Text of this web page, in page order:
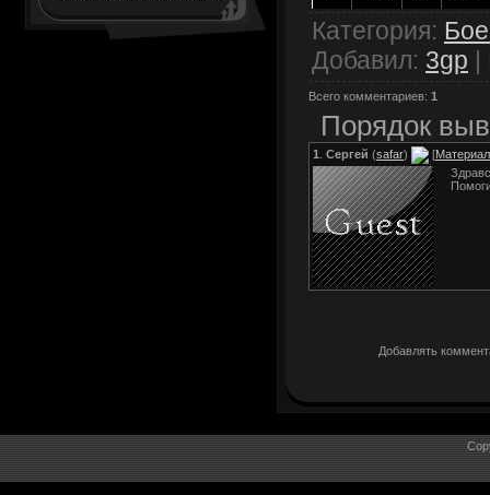
Категория:
Добавил: 3gp |
Всего комментариев: 1
Порядок
1 Сергей (safar) [Материал
Добавлять